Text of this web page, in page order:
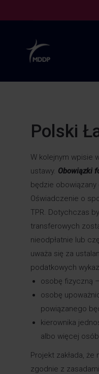
Polski
W kolejnym wpisie
ustawy. Obowiązki
będzie obowiązany
Oświadczenie o
TPR. Dotychczas
transferowych
nieodpłatnie lub
uważa się za
podatkowych
osobę fizyczną
osobę
powiązanego
kierownika
albo więcej
Projekt zakłada,
zgodnie z